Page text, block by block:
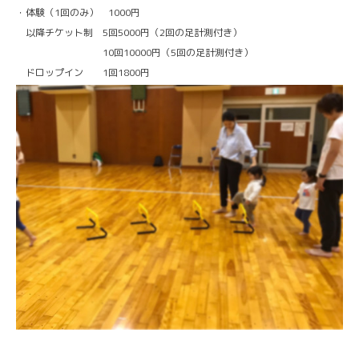
・体験（1回のみ） 1000円
以降チケット制 5回5000円（2回の足計測付き）
10回10000円（5回の足計測付き）
ドロップイン 1回1800円